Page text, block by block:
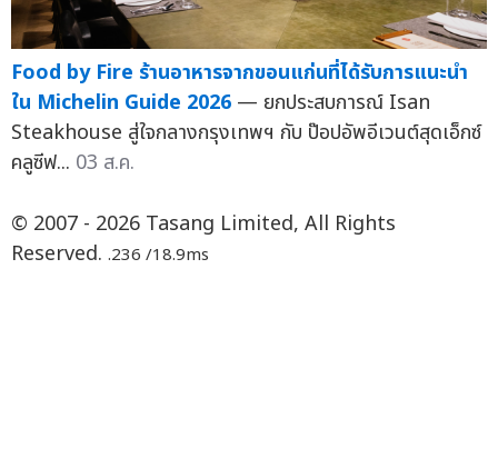
Food by Fire ร้านอาหารจากขอนแก่นที่ได้รับการแนะนำ
ใน Michelin Guide 2026 — ยกประสบการณ์ Isan
Steakhouse สู่ใจกลางกรุงเทพฯ กับ ป๊อปอัพอีเวนต์สุดเอ็กซ์
คลูซีฟ... 03 ส.ค.
© 2007 - 2026 Tasang Limited, All Rights
Reserved. .236 /18.9ms